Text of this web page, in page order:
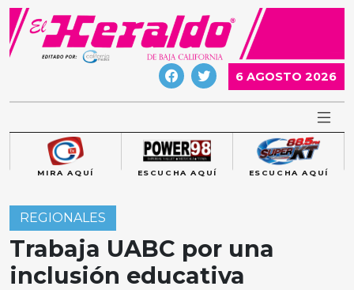
Skip
content
6 AGOSTO 2026
MIRA AQUÍ ESCUCHA AQUÍ ESCUCHA AQUÍ
REGIONALES
Trabaja UABC por una
inclusión educativa